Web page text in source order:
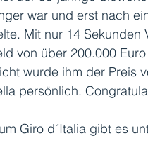
war und erst nach
Mit nur 14 Sekunden
von über 200.000
wurde ihm der Preis
persönlich.
Giro d´Italia gibt es